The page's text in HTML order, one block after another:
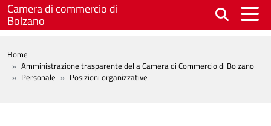
Salta al contenuto principale
Camera di commercio di
Bolzano
BREADCRUMB
Home
Amministrazione trasparente della Camera di Commercio di Bolzano
Personale
Posizioni organizzative